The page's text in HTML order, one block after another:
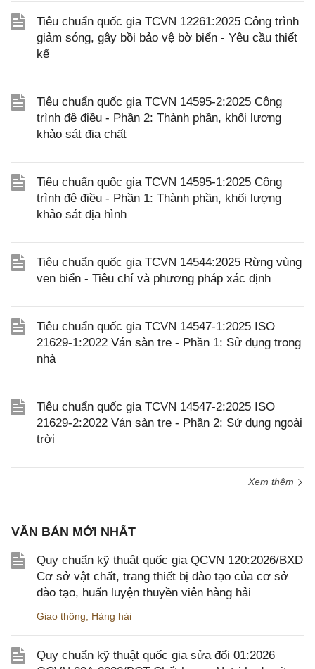
Tiêu chuẩn quốc gia TCVN 12261:2025 Công trình
giảm sóng, gây bồi bảo vệ bờ biển - Yêu cầu thiết
kế
Tiêu chuẩn quốc gia TCVN 14595-2:2025 Công
trình đê điều - Phần 2: Thành phần, khối lượng
khảo sát địa chất
Tiêu chuẩn quốc gia TCVN 14595-1:2025 Công
trình đê điều - Phần 1: Thành phần, khối lượng
khảo sát địa hình
Tiêu chuẩn quốc gia TCVN 14544:2025 Rừng vùng
ven biển - Tiêu chí và phương pháp xác định
Tiêu chuẩn quốc gia TCVN 14547-1:2025 ISO
21629-1:2022 Ván sàn tre - Phần 1: Sử dụng trong
nhà
Tiêu chuẩn quốc gia TCVN 14547-2:2025 ISO
21629-2:2022 Ván sàn tre - Phần 2: Sử dụng ngoài
trời
Xem thêm
VĂN BẢN MỚI NHẤT
Quy chuẩn kỹ thuật quốc gia QCVN 120:2026/BXD
Cơ sở vật chất, trang thiết bị đào tạo của cơ sở
đào tạo, huấn luyện thuyền viên hàng hải
Giao thông Hàng hải
Quy chuẩn kỹ thuật quốc gia sửa đổi 01:2026